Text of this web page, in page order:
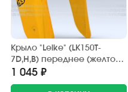
Крыло "Leike" (LK150T-
7D,H,B) переднее (желтое)
передняя часть
1 045 ₽